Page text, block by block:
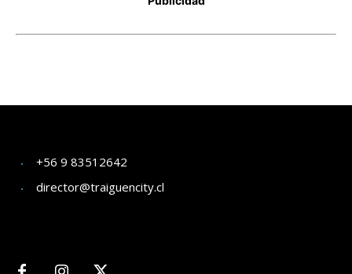
+56 9 83512642
director@traiguencity.cl